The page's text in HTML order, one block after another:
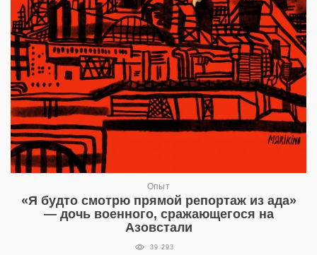
Опыт
«Я будто смотрю прямой репортаж из ада»
— дочь военного, сражающегося на
Азовстали
39 293